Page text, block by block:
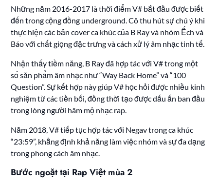
Những năm 2016-2017 là thời điểm V# bắt đầu được biết
đến trong cộng đồng underground. Cô thu hút sự chú ý khi
thực hiện các bản cover ca khúc của B Ray và nhóm Ếch và
Báo với chất giọng đặc trưng và cách xử lý âm nhạc tinh tế.
Nhận thấy tiềm năng, B Ray đã hợp tác với V# trong một
số sản phẩm âm nhạc như “Way Back Home” và “100
Question”. Sự kết hợp này giúp V# học hỏi được nhiều kinh
nghiệm từ các tiền bối, đồng thời tạo được dấu ấn ban đầu
trong lòng người hâm mộ nhạc rap.
Năm 2018, V# tiếp tục hợp tác với Negav trong ca khúc
“23:59”, khẳng định khả năng làm việc nhóm và sự đa dạng
trong phong cách âm nhạc.
Bước ngoặt tại Rap Việt mùa 2